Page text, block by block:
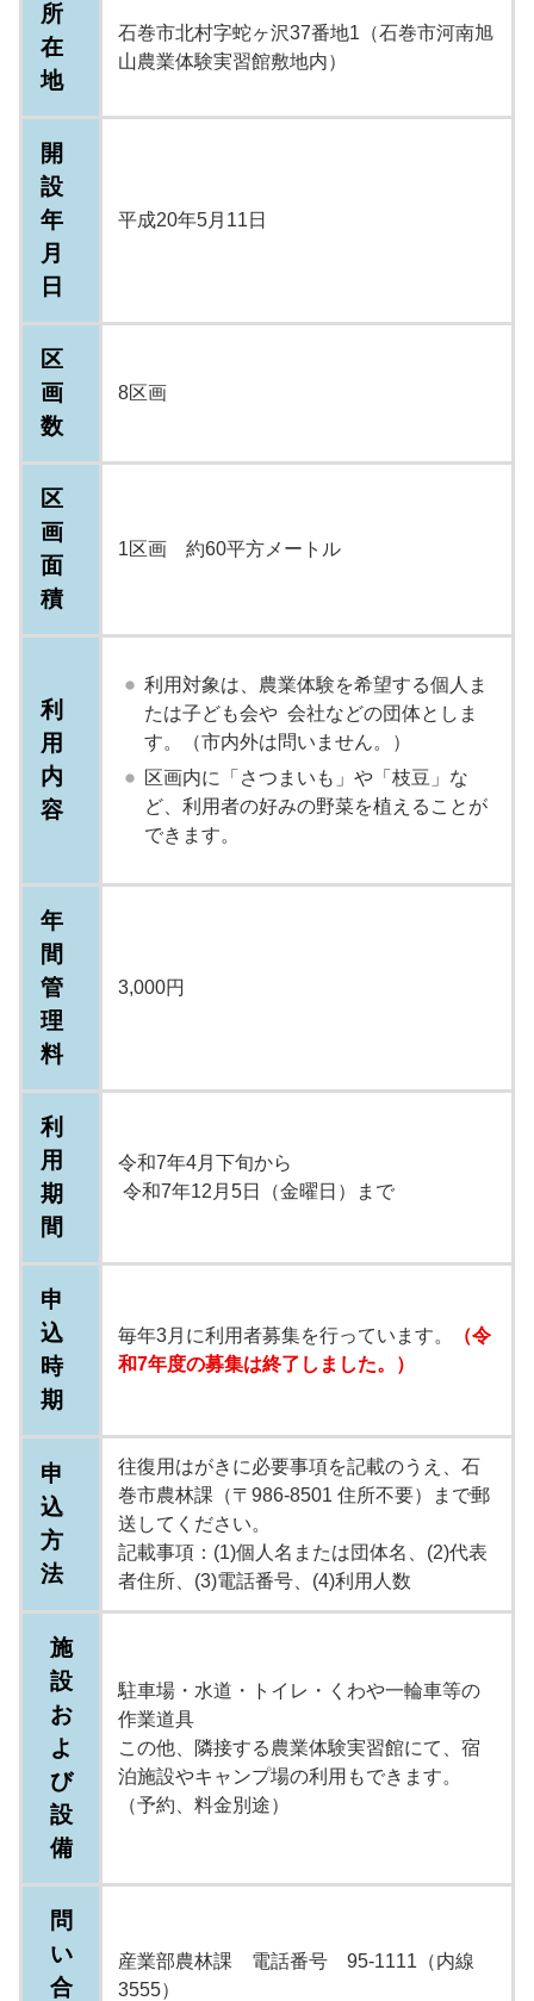
所
在
地
石巻市北村字蛇ヶ沢37番地1（石巻市河南旭
山農業体験実習館敷地内）
開
設
年
月
日
平成20年5月11日
区
画
数
8区画
区
画
面
積
1区画 約60平方メートル
利
用
内
容
利用対象は、農業体験を希望する個人ま
たは子ども会や 会社などの団体としま
す。（市内外は問いません。）
区画内に「さつまいも」や「枝豆」な
ど、利用者の好みの野菜を植えることが
できます。
年
間
管
理
料
3,000円
利
用
期
間
令和7年4月下旬から
令和7年12月5日（金曜日）まで
申
込
時
期
毎年3月に利用者募集を行っています。
（令
和7年度の募集は終了しました。）
申
込
方
法
往復用はがきに必要事項を記載のうえ、石
巻市農林課（〒986-8501 住所不要）まで郵
送してください。
記載事項：(1)個人名または団体名、(2)代表
者住所、(3)電話番号、(4)利用人数
施
設
お
よ
び
設
備
駐車場・水道・トイレ・くわや一輪車等の
作業道具
この他、隣接する農業体験実習館にて、宿
泊施設やキャンプ場の利用もできます。
（予約、料金別途）
問
い
合
産業部農林課 電話番号 95-1111（内線
3555）